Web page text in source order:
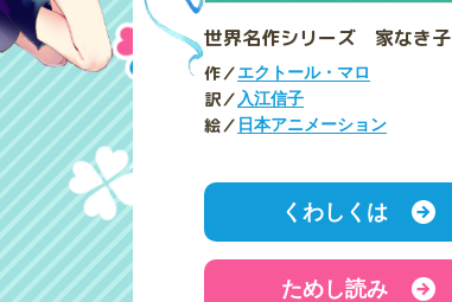
世界名作シリーズ 家なき子
作／エクトール・マロ
訳／入江信子
絵／ 日本アニメーション
くわしくは
ためし読み